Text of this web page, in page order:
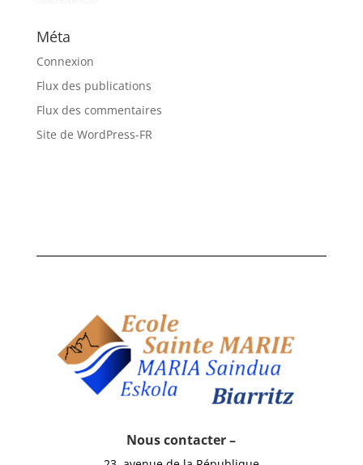
Méta
Connexion
Flux des publications
Flux des commentaires
Site de WordPress-FR
Nous contacter –